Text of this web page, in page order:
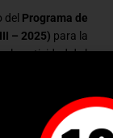
del Programa de
– 2025) para la
la actividad de la
eléctrico,
y a reducir las
empresarial.